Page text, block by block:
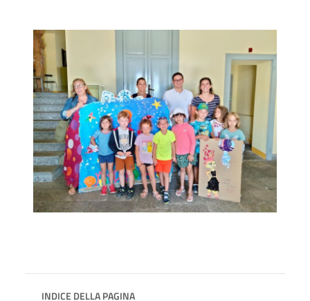
INDICE DELLA PAGINA